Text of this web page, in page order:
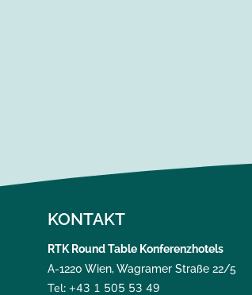
KONTAKT
RTK Round Table Konferenzhotels
A-1220 Wien, Wagramer Straße 22/5
Tel: +43 1 505 53 49